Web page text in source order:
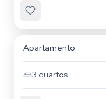
Apartamento
3 quartos